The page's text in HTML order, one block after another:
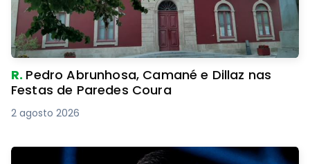
R. Pedro Abrunhosa, Camané e Dillaz nas
Festas de Paredes Coura
2 agosto 2026